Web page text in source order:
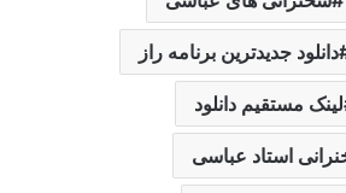
دانلود جدیدترین برنامه راز
لینک مستقیم دانلود
استاد عباسی